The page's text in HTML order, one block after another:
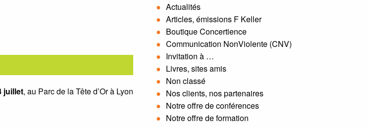
juillet, au Parc de la Tête d’Or à Lyon
Actualités
Articles, émissions F Keller
Boutique Concertience
Communication NonViolente (CNV)
Invitation à …
Livres, sites amis
Non classé
Nos clients, nos partenaires
Notre offre de conférences
Notre offre de formation